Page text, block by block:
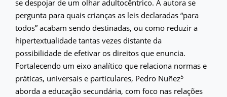
se despojar de um olhar adultocêntrico. A autora se
pergunta para quais crianças as leis declaradas “para
todos” acabam sendo destinadas, ou como reduzir a
hipertextualidade tantas vezes distante da
possibilidade de efetivar os direitos que enuncia.
Fortalecendo um eixo analítico que relaciona normas e
práticas, universais e particulares, Pedro Nuñez5
aborda a educação secundária, com foco nas relações